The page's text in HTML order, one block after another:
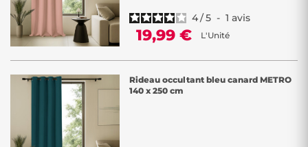
4/5 - 1 avis
19,99 € L'Unité
Rideau occultant bleu canard METRO
140 x 250 cm